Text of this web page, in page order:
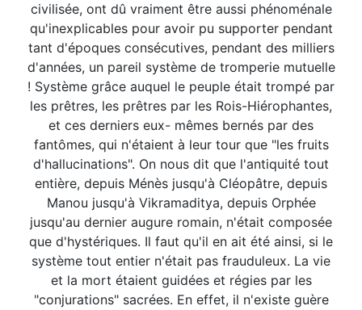
civilisée, ont dû vraiment être aussi phénoménale
qu'inexplicables pour avoir pu supporter pendant
tant d'époques consécutives, pendant des milliers
d'années, un pareil système de tromperie mutuelle
! Système grâce auquel le peuple était trompé par
les prêtres, les prêtres par les Rois-Hiérophantes,
et ces derniers eux- mêmes bernés par des
fantômes, qui n'étaient à leur tour que "les fruits
d'hallucinations". On nous dit que l'antiquité tout
entière, depuis Ménès jusqu'à Cléopâtre, depuis
Manou jusqu'à Vikramaditya, depuis Orphée
jusqu'au dernier augure romain, n'était composée
que d'hystériques. Il faut qu'il en ait été ainsi, si le
système tout entier n'était pas frauduleux. La vie
et la mort étaient guidées et régies par les
"conjurations" sacrées. En effet, il n'existe guère